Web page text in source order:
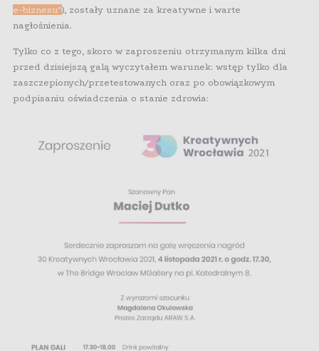
e-biznesu”), zostały uznane za kreatywne i warte
nagłośnienia.
Tylko co z tego, skoro w zaproszeniu otrzymanym kilka dni
przed dzisiejszą galą wyczytałem warunek: wstęp tylko dla
zaszczepionych/przetestowanych oraz po obowiązkowym
podpisaniu oświadczenia o stanie zdrowia: